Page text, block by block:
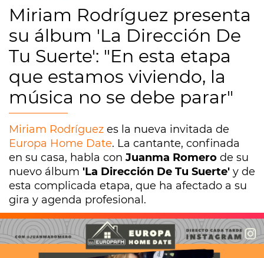
Miriam Rodríguez presenta
su álbum 'La Dirección De
Tu Suerte': "En esta etapa
que estamos viviendo, la
música no se debe parar"
Miriam Rodríguez es la nueva invitada de
Europa Home Date. La cantante, confinada
en su casa, habla con Juanma Romero de su
nuevo álbum 'La Dirección De Tu Suerte' y de
esta complicada etapa, que ha afectado a su
gira y agenda profesional.